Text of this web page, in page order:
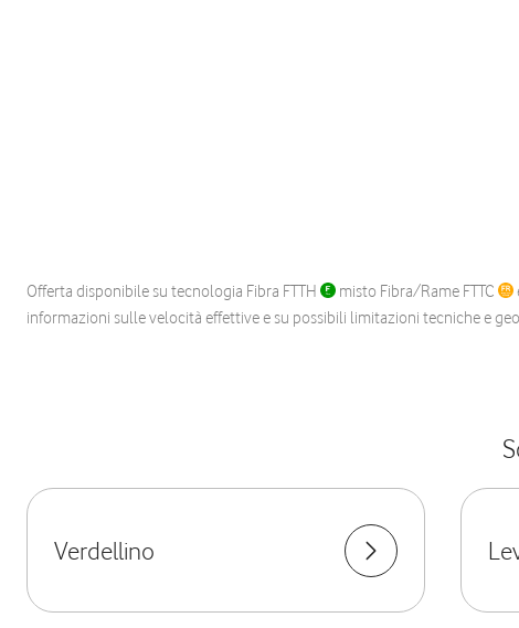
Offerta disponibile su tecnologia Fibra FTTH misto Fibra/Rame FTTC
informazioni sulle velocità effettive e su possibili limitazioni tecniche e
Verdellino